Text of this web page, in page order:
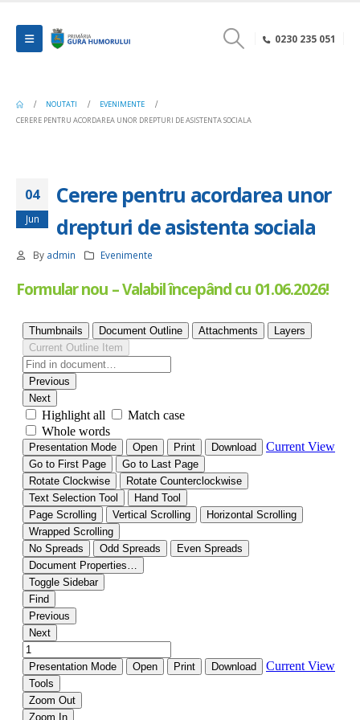
0230 235 051
NOUTATI
EVENIMENTE
CERERE PENTRU ACORDAREA UNOR DREPTURI DE ASISTENTA SOCIALA
04
Jun
Cerere pentru acordarea unor
drepturi de asistenta sociala
By admin Evenimente
Formular nou – Valabil începând cu 01.06.2026!